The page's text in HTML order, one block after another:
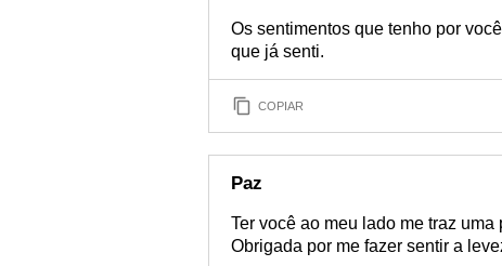
Os sentimentos que tenho por
que já senti.
COPIAR
Paz
Ter você ao meu lado me traz
Obrigada por me fazer sentir a